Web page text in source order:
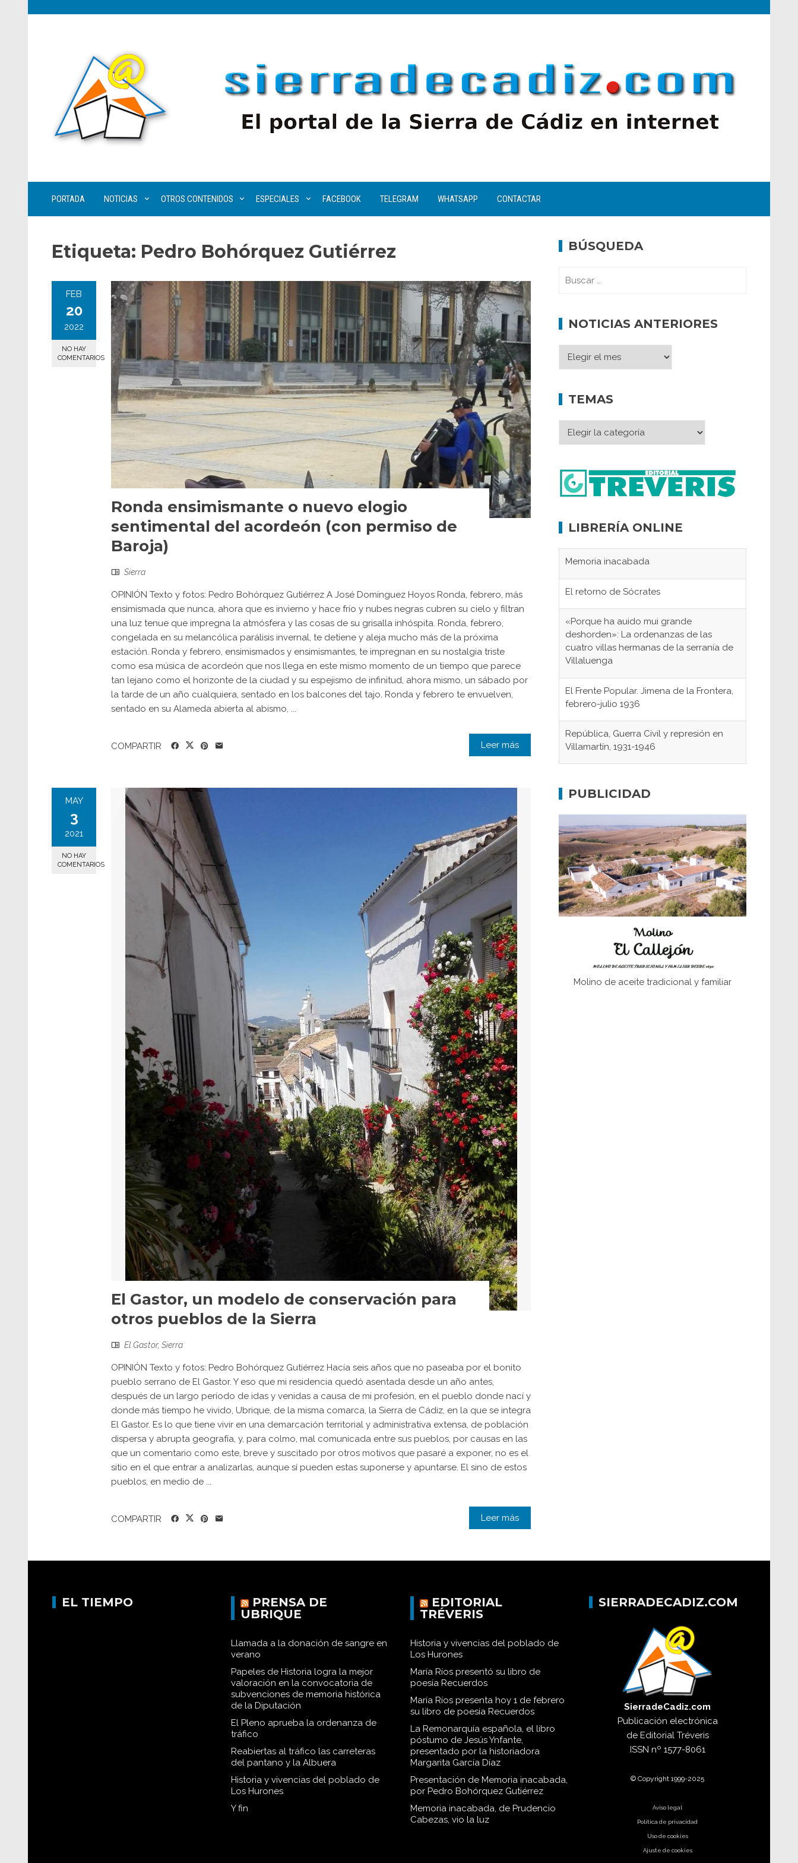
PORTADA NOTICIAS OTROS CONTENIDOS ESPECIALES FACEBOOK TELEGRAM WHATSAPP CONTACTAR
Etiqueta: Pedro Bohórquez Gutiérrez
FEB
20
2022
NO HAY
COMENTARIOS
Ronda ensimismante o nuevo elogio
sentimental del acordeón (con permiso de
Baroja)
Sierra
OPINIÓN Texto y fotos: Pedro Bohórquez Gutiérrez A José Domínguez Hoyos Ronda, febrero, más
ensimismada que nunca, ahora que es invierno y hace frío y nubes negras cubren su cielo y filtran
una luz tenue que impregna la atmósfera y las cosas de su grisalla inhóspita. Ronda, febrero,
congelada en su melancólica parálisis invernal, te detiene y aleja mucho más de la próxima
estación. Ronda y febrero, ensimismados y ensimismantes, te impregnan en su nostalgia triste
como esa música de acordeón que nos llega en este mismo momento de un tiempo que parece
tan lejano como el horizonte de la ciudad y su espejismo de infinitud, ahora mismo, un sábado por
la tarde de un año cualquiera, sentado en los balcones del tajo. Ronda y febrero te envuelven,
sentado en su Alameda abierta al abismo, ...
Leer más
COMPARTIR
MAY
3
2021
NO HAY
COMENTARIOS
El Gastor, un modelo de conservación para
otros pueblos de la Sierra
El Gastor, Sierra
OPINIÓN Texto y fotos: Pedro Bohórquez Gutiérrez Hacía seis años que no paseaba por el bonito
pueblo serrano de El Gastor. Y eso que mi residencia quedó asentada desde un año antes,
después de un largo período de idas y venidas a causa de mi profesión, en el pueblo donde nací y
donde más tiempo he vivido, Ubrique, de la misma comarca, la Sierra de Cádiz, en la que se integra
El Gastor. Es lo que tiene vivir en una demarcación territorial y administrativa extensa, de población
dispersa y abrupta geografía, y, para colmo, mal comunicada entre sus pueblos, por causas en las
que un comentario como este, breve y suscitado por otros motivos que pasaré a exponer, no es el
sitio en el que entrar a analizarlas, aunque sí pueden estas suponerse y apuntarse. El sino de estos
pueblos, en medio de ...
Leer más
COMPARTIR
BÚSQUEDA
NOTICIAS ANTERIORES
TEMAS
LIBRERÍA ONLINE
Memoria inacabada
El retorno de Sócrates
«Porque ha auido mui grande
deshorden»: La ordenanzas de las
cuatro villas hermanas de la serranía de
Villaluenga
El Frente Popular. Jimena de la Frontera,
febrero-julio 1936
República, Guerra Civil y represión en
Villamartín, 1931-1946
concentración nazis
fundaciones de Bornos
El Frente Popular. Ubrique, febrero-julio
1936
Juntar las letras. La alfabetización en el
campo: del afán de saber a la
Historia y vivencias del poblado de Los
PUBLICIDAD
Molino de aceite tradicional y familiar
EL TIEMPO
PRENSA DE
UBRIQUE
Llamada a la donación de sangre en
verano
Papeles de Historia logra la mejor
valoración en la convocatoria de
subvenciones de memoria histórica
de la Diputación
El Pleno aprueba la ordenanza de
tráfico
Reabiertas al tráfico las carreteras
del pantano y la Albuera
Historia y vivencias del poblado de
Los Hurones
Y fin
EDITORIAL
TRÉVERIS
Historia y vivencias del poblado de
Los Hurones
María Ríos presentó su libro de
poesía Recuerdos
María Ríos presenta hoy 1 de febrero
su libro de poesía Recuerdos
La Remonarquía española, el libro
póstumo de Jesús Ynfante,
presentado por la historiadora
Margarita García Díaz
Presentación de Memoria inacabada,
por Pedro Bohórquez Gutiérrez
Memoria inacabada, de Prudencio
Cabezas, vio la luz
SIERRADECADIZ.COM
SierradeCadiz.com
Publicación electrónica
de Editorial Tréveris
ISSN nº 1577-8061
© Copyright 1999-2025
Aviso legal
Política de privacidad
Uso de cookies
Ajuste de cookies